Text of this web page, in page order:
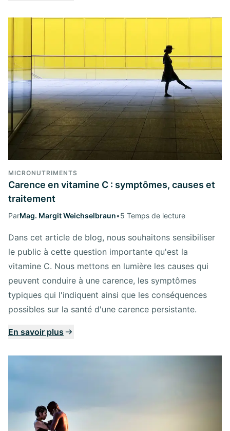
MICRONUTRIMENTS
Carence en vitamine C : symptômes, causes et
traitement
ParMag. Margit Weichselbraun•5 Temps de lecture
Dans cet article de blog, nous souhaitons sensibiliser
le public à cette question importante qu'est la
vitamine C. Nous mettons en lumière les causes qui
peuvent conduire à une carence, les symptômes
typiques qui l'indiquent ainsi que les conséquences
possibles sur la santé d'une carence persistante.
En savoir plus